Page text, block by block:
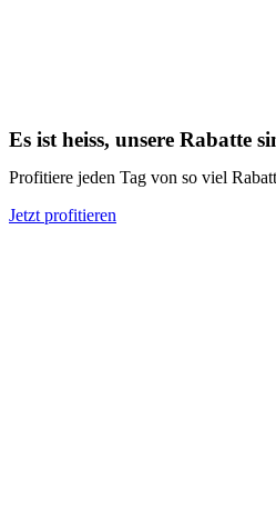
Es ist heiss, unsere Rabatte
Profitiere jeden Tag von so viel
Jetzt profitieren